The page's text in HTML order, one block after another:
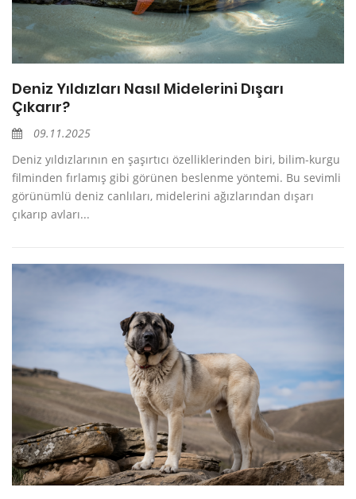
Deniz Yıldızları Nasıl Midelerini Dışarı
Çıkarır?
09.11.2025
Deniz yıldızlarının en şaşırtıcı özelliklerinden biri, bilim-kurgu
filminden fırlamış gibi görünen beslenme yöntemi. Bu sevimli
görünümlü deniz canlıları, midelerini ağızlarından dışarı
çıkarıp avları...